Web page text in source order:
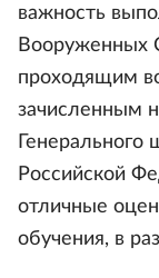
важность
Вооруженных
проходящим
зачисленным
Российской
отличные
обучения, в